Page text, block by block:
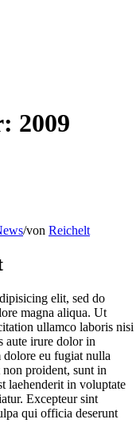
2009
/von Reichelt
elit, sed do
magna aliqua. Ut
ullamco laboris nisi
aute irure dolor in
eu fugiat nulla
non proident, sunt in
laehenderit in voluptate
Excepteur sint
qui officia deserunt